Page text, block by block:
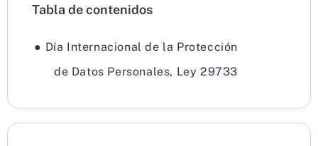
Tabla de contenidos
● Día Internacional de la Protección
de Datos Personales, Ley 29733